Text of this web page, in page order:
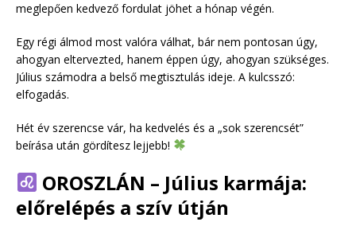
meglepően kedvező fordulat jöhet a hónap végén.
Egy régi álmod most valóra válhat, bár nem pontosan úgy,
ahogyan eltervezted, hanem éppen úgy, ahogyan szükséges.
Július számodra a belső megtisztulás ideje. A kulcsszó:
elfogadás.
Hét év szerencse vár, ha kedvelés és a „sok szerencsét”
beírása után gördítesz lejjebb!
OROSZLÁN – Július karmája:
előrelépés a szív útján